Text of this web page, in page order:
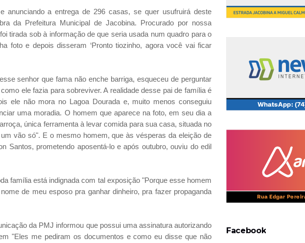
anunciando a entrega de 296 casas, se quer usufruirá deste
da Prefeitura Municipal de Jacobina. Procurado por nossa
tirada sob à informação de que seria usada num quadro para o
foto e depois disseram ‘Pronto tiozinho, agora você vai ficar
senhor que fama não enche barriga, esqueceu de perguntar
ele fazia para sobreviver. A realidade desse pai de família é
ele não mora no Lagoa Dourada e, muito menos conseguiu
uma moradia. O homem que aparece na foto, em seu dia a
única ferramenta à levar comida para sua casa, situada no
vão só". E o mesmo homem, que às vésperas da eleição de
Santos, prometendo aposentá-lo e após outubro, ouviu do edil
família está indignada com tal exposição "Porque esse homem
de meu esposo pra ganhar dinheiro, pra fazer propaganda
da PMJ informou que possui uma assinatura autorizando
"Eles me pediram os documentos e como eu disse que não
Facebook